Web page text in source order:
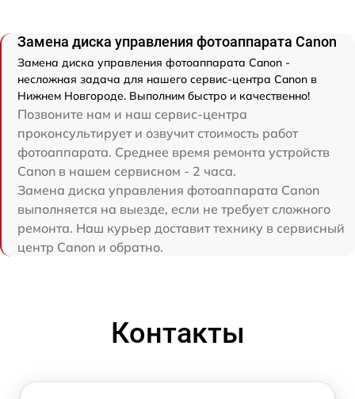
Замена диска управления фотоаппарата Canon
Замена диска управления фотоаппарата Canon -
несложная задача для нашего сервис-центра Canon в
Нижнем Новгороде. Выполним быстро и качественно!
Позвоните нам и наш сервис-центра
проконсультирует и озвучит стоимость работ
фотоаппарата. Среднее время ремонта устройств
Canon в нашем сервисном - 2 часа.
Замена диска управления фотоаппарата Canon
выполняется на выезде, если не требует сложного
ремонта. Наш курьер доставит технику в сервисный
центр Canon и обратно.
Контакты